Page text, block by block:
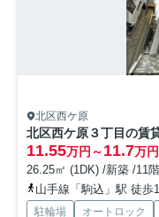
北区西ケ原
北区西ケ原３丁目の賃
11.55万円～11.7万円
26.25㎡ (1DK) /新築 /11
山手線「駒込」駅 徒歩
駐輪場 オートロック